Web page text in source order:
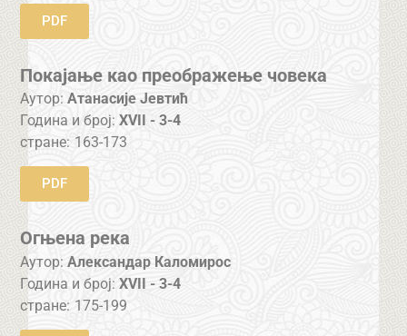
PDF
Покајање као преображење човека
Аутор: Атанасије Јевтић
Година и број:XVII - 3-4
стране: 163-173
PDF
Огњена река
Аутор: Александар Каломирос
Година и број:XVII - 3-4
стране: 175-199